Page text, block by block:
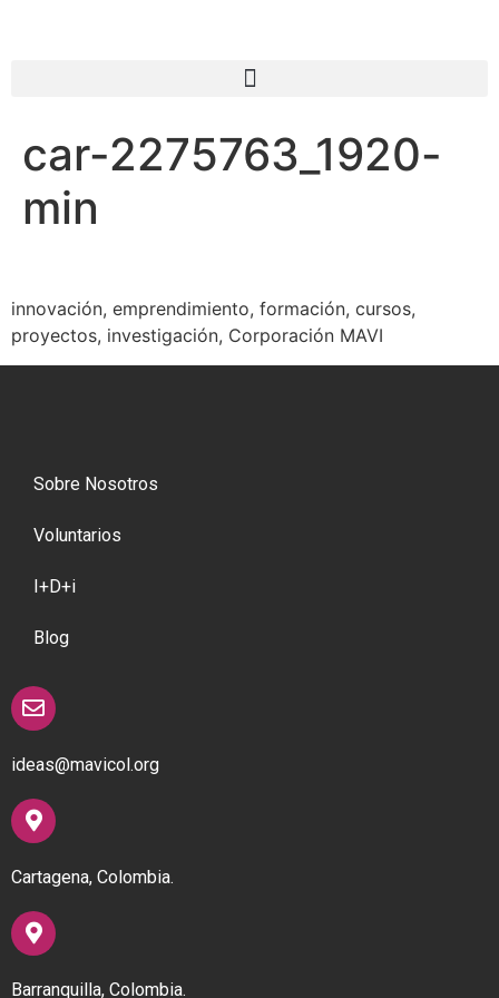
car-2275763_1920-
min
innovación, emprendimiento, formación, cursos,
proyectos, investigación, Corporación MAVI
Sobre Nosotros
Voluntarios
I+D+i
Blog
ideas@mavicol.org
Cartagena, Colombia.
Barranquilla, Colombia.